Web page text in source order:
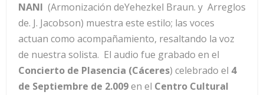
NANI (Armonización deYehezkel Braun. y Arreglos
de. J. Jacobson) muestra este estilo; las voces
actuan como acompañamiento, resaltando la voz
de nuestra solista. El audio fue grabado en el
Concierto de Plasencia (Cáceres) celebrado el 4
de Septiembre de 2.009en el Centro Cultural